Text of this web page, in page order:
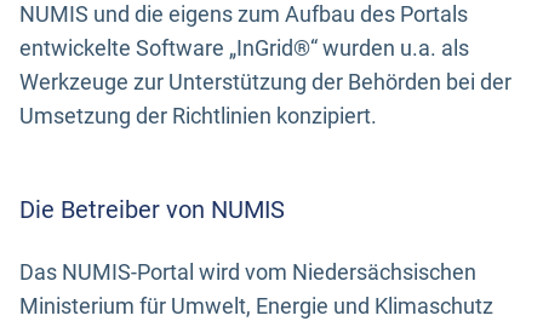
NUMIS und die eigens zum Aufbau des Portals
entwickelte Software „InGrid®“ wurden u.a. als
Werkzeuge zur Unterstützung der Behörden bei der
Umsetzung der Richtlinien konzipiert.
Die Betreiber von NUMIS
Das NUMIS-Portal wird vom Niedersächsischen
Ministerium für Umwelt, Energie und Klimaschutz